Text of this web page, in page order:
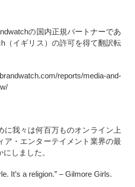
の国内正規パートナーであ
（イギリス）の許可を得て翻訳転
reports/media-and-
に我々は何百万ものオンライン上
ア・エンターテイメント業界の最
しました。
It’s a religion.” – Gilmore Girls.